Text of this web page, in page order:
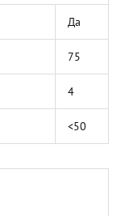
Да
75
4
<50